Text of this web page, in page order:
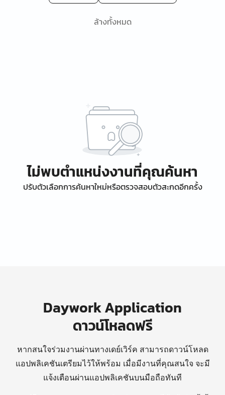
ล้างทั้งหมด
ไม่พบตำแหน่งงานที่คุณค้นหา
ปรับตัวเลือกการค้นหาใหม่หรือตรวจสอบตัวสะกดอีกครั้ง
Daywork Application
ดาวน์โหลดฟรี
หากสนใจร่วมงานผ่านทางเดย์เวิร์ค สามารถดาวน์โหลด
แอปพลิเคชันเตรียมไว้ให้พร้อม เมื่อมีงานที่คุณสนใจ จะมี
แจ้งเตือนผ่านแอปพลิเคชันบนมือถือทันที